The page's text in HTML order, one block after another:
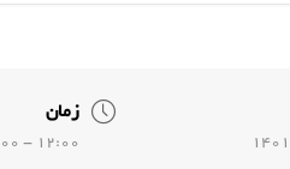
زمان
12:00 - 14:00